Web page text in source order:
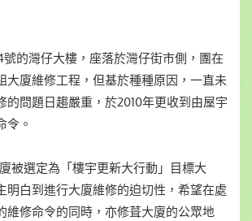
的灣仔大樓，座落於灣仔街市側，團在
大廈維修工程，但基於種種原因，一直未
的問題日趨嚴重，於2010年更收到由屋宇
令。
被選定為「樓宇更新大行動」目標大
明白到進行大廈維修的迫切性，希望在處
維修命令的同時，亦修葺大廈的公眾地